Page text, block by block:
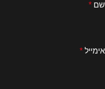
שם *
אימייל *